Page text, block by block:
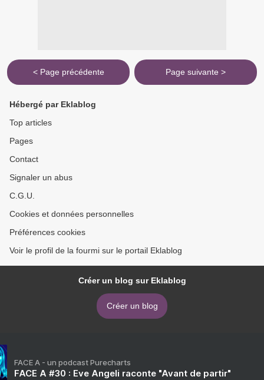
< Page précédente Page suivante >
Hébergé par Eklablog
Top articles
Pages
Contact
Signaler un abus
C.G.U.
Cookies et données personnelles
Préférences cookies
Voir le profil de la fourmi sur le portail Eklablog
Créer un blog sur Eklablog
Créer un blog
FACE A - un podcast Purecharts
FACE A #30 : Eve Angeli raconte "Avant de partir"